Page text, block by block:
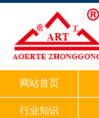
网站首页
行业知识